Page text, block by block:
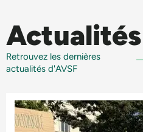
Actualités
Retrouvez les dernières
actualités d'AVSF